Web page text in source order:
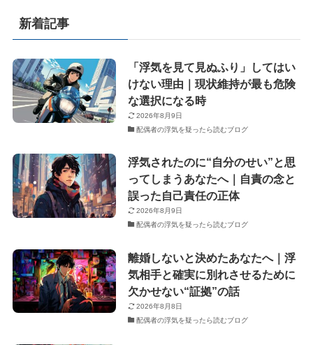
新着記事
「浮気を見て見ぬふり」してはい
けない理由｜現状維持が最も危険
な選択になる時
2026年8月9日
配偶者の浮気を疑ったら読むブログ
浮気されたのに“自分のせい”と思
ってしまうあなたへ｜自責の念と
誤った自己責任の正体
2026年8月9日
配偶者の浮気を疑ったら読むブログ
離婚しないと決めたあなたへ｜浮
気相手と確実に別れさせるために
欠かせない“証拠”の話
2026年8月8日
配偶者の浮気を疑ったら読むブログ